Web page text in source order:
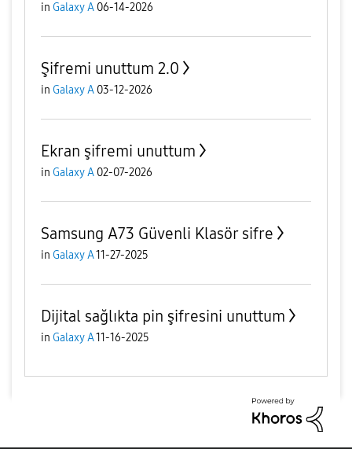
in Galaxy A 06-14-2026
Şifremi unuttum 2.0
in Galaxy A 03-12-2026
Ekran şifremi unuttum
in Galaxy A 02-07-2026
Samsung A73 Güvenli Klasör sifre
in Galaxy A11-27-2025
Dijital sağlıkta pin şifresini unuttum
in Galaxy A11-16-2025